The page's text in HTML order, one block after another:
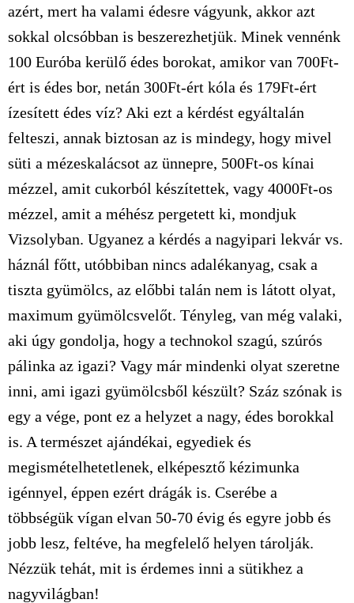
azért, mert ha valami édesre vágyunk, akkor azt
sokkal olcsóbban is beszerezhetjük. Minek vennénk
100 Euróba kerülő édes borokat, amikor van 700Ft-
ért is édes bor, netán 300Ft-ért kóla és 179Ft-ért
ízesített édes víz? Aki ezt a kérdést egyáltalán
felteszi, annak biztosan az is mindegy, hogy mivel
süti a mézeskalácsot az ünnepre, 500Ft-os kínai
mézzel, amit cukorból készítettek, vagy 4000Ft-os
mézzel, amit a méhész pergetett ki, mondjuk
Vizsolyban. Ugyanez a kérdés a nagyipari lekvár vs.
háznál főtt, utóbbiban nincs adalékanyag, csak a
tiszta gyümölcs, az előbbi talán nem is látott olyat,
maximum gyümölcsvelőt. Tényleg, van még valaki,
aki úgy gondolja, hogy a technokol szagú, szúrós
pálinka az igazi? Vagy már mindenki olyat szeretne
inni, ami igazi gyümölcsből készült? Száz szónak is
egy a vége, pont ez a helyzet a nagy, édes borokkal
is. A természet ajándékai, egyediek és
megismételhetetlenek, elképesztő kézimunka
igénnyel, éppen ezért drágák is. Cserébe a
többségük vígan elvan 50-70 évig és egyre jobb és
jobb lesz, feltéve, ha megfelelő helyen tárolják.
Nézzük tehát, mit is érdemes inni a sütikhez a
nagyvilágban!